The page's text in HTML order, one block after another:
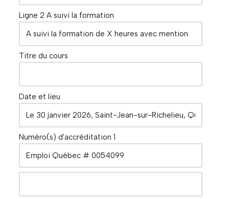
Ligne 2 A suivi la formation
Titre du cours
Date et lieu
Numéro(s) d'accréditation 1